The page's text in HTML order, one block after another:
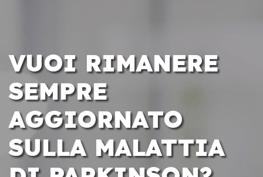
VUOI RIMANERE
SEMPRE
AGGIORNATO
SULLA MALATTIA